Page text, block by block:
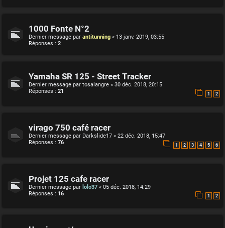
1000 Fonte N°2
Dernier message par antitunning « 13 janv. 2019, 03:55
Réponses : 2
Yamaha SR 125 - Street Tracker
Dernier message par tosalangre « 30 déc. 2018, 20:15
Réponses : 21 1 2
virago 750 café racer
Dernier message par Darkslide17 « 22 déc. 2018, 15:47
Réponses : 76 1 2 3 4 5 6
Projet 125 cafe racer
Dernier message par lolo37 « 05 déc. 2018, 14:29
Réponses : 16 1 2